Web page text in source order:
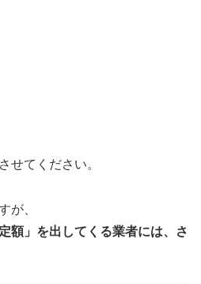
せてください。
が、
額」を出してくる業者には、さ